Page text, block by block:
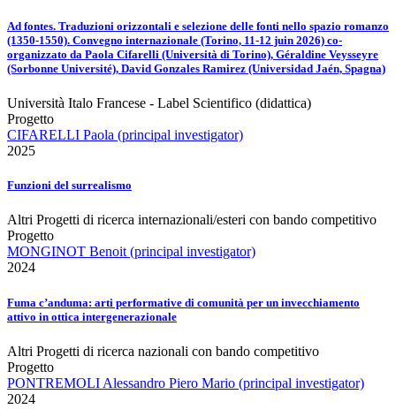
Ad fontes. Traduzioni orizzontali e selezione delle fonti nello spazio romanzo
(1350-1550). Convegno internazionale (Torino, 11-12 juin 2026) co-
organizzato da Paola Cifarelli (Università di Torino), Géraldine Veysseyre
(Sorbonne Université), David Gonzales Ramirez (Universidad Jaén, Spagna)
Università Italo Francese - Label Scientifico (didattica)
Progetto
CIFARELLI Paola (principal investigator)
2025
Funzioni del surrealismo
Altri Progetti di ricerca internazionali/esteri con bando competitivo
Progetto
MONGINOT Benoit (principal investigator)
2024
Fuma c’anduma: arti performative di comunità per un invecchiamento
attivo in ottica intergenerazionale
Altri Progetti di ricerca nazionali con bando competitivo
Progetto
PONTREMOLI Alessandro Piero Mario (principal investigator)
2024